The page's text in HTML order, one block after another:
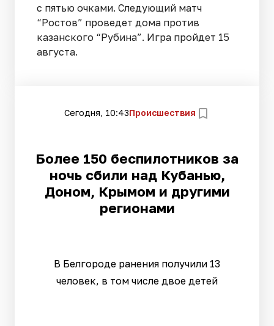
с пятью очками. Следующий матч
“Ростов” проведет дома против
казанского “Рубина”. Игра пройдет 15
августа.
Сегодня, 10:43Происшествия
Более 150 беспилотников за
ночь сбили над Кубанью,
Доном, Крымом и другими
регионами
В Белгороде ранения получили 13
человек, в том числе двое детей